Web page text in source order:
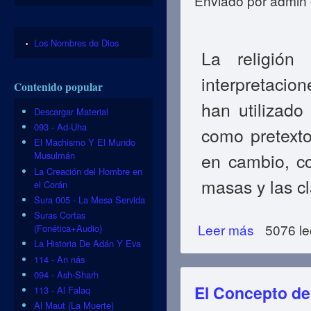
La
han
como
en cambio,
masas y las
Leer más sobre El
5076
El Concepto
Los Nombres de Dios
Contenido popular
Descargar Material
093 - Ad-Uha
El Machismo Y El Mundo
Musulmán
La Creación del Hombre en
el Corán
Sura 005 - La Mesa Servida
Suras Cortas
(Fonética+Audio)
La Historia De Adán Y Eva
114 - An nás
094 - Ash-Sharh
113 - Al Falaq
Al Maut (La Muerte)